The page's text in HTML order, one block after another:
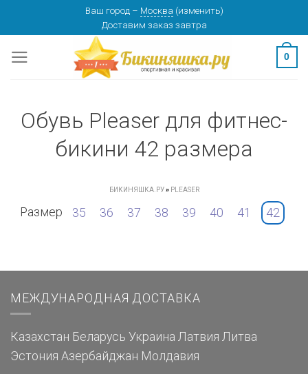
content
Ваш город – Москва (изменить)
Доставим заказ завтра
0
Обувь Pleaser для фитнес-
бикини 42 размера
БИКИНЯШКА.РУ» PLEASER
Размер 35 36 37 38 39 40 41 42
МЕЖДУНАРОДНАЯ ДОСТАВКА
Казахстан Беларусь Украина Латвия Литва
Эстония Азербайджан Молдавия